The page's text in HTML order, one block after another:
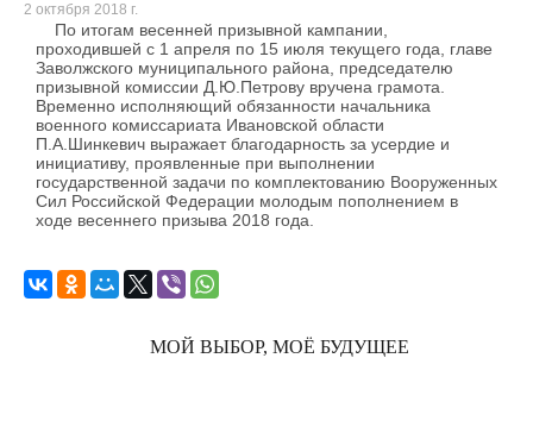
2 октября 2018 г.
По итогам весенней призывной кампании,
проходившей с 1 апреля по 15 июля текущего года, главе
Заволжского муниципального района, председателю
призывной комиссии Д.Ю.Петрову вручена грамота.
Временно исполняющий обязанности начальника
военного комиссариата Ивановской области
П.А.Шинкевич выражает благодарность за усердие и
инициативу, проявленные при выполнении
государственной задачи по комплектованию Вооруженных
Сил Российской Федерации молодым пополнением в
ходе весеннего призыва 2018 года.
МОЙ ВЫБОР, МОЁ БУДУЩЕЕ